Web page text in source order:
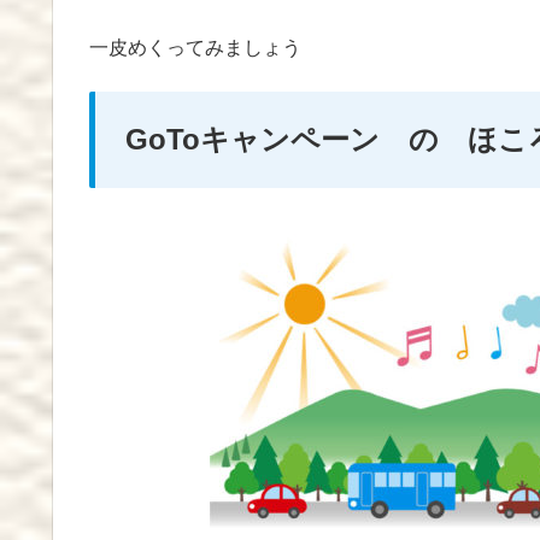
一皮めくってみましょう
GoToキャンペーン の ほこ